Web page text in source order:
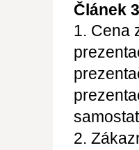
Článek
1. Cena
2.